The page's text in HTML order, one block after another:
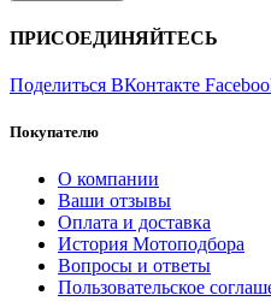
ПРИСОЕДИНЯЙТЕСЬ
Поделиться ВКонтакте
Покупателю
О компании
Ваши отзывы
Оплата и доставка
История Мотоподбора
Вопросы и ответы
Пользовательское